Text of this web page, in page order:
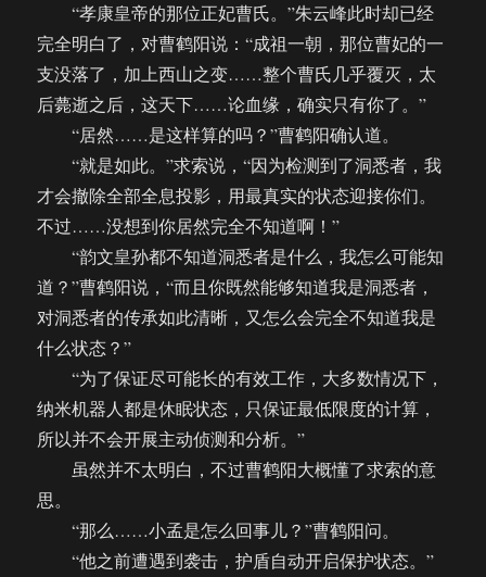
“孝康皇帝的那位正妃曹氏。”朱云峰此时却已经
完全明白了，对曹鹤阳说：“成祖一朝，那位曹妃的一
支没落了，加上西山之变……整个曹氏几乎覆灭，太
后薨逝之后，这天下……论血缘，确实只有你了。”
“居然……是这样算的吗？”曹鹤阳确认道。
“就是如此。”求索说，“因为检测到了洞悉者，我
才会撤除全部全息投影，用最真实的状态迎接你们。
不过……没想到你居然完全不知道啊！”
“韵文皇孙都不知道洞悉者是什么，我怎么可能知
道？”曹鹤阳说，“而且你既然能够知道我是洞悉者，
对洞悉者的传承如此清晰，又怎么会完全不知道我是
什么状态？”
“为了保证尽可能长的有效工作，大多数情况下，
纳米机器人都是休眠状态，只保证最低限度的计算，
所以并不会开展主动侦测和分析。”
虽然并不太明白，不过曹鹤阳大概懂了求索的意
思。
“那么……小孟是怎么回事儿？”曹鹤阳问。
“他之前遭遇到袭击，护盾自动开启保护状态。”